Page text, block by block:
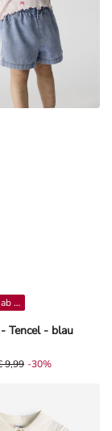
Tencel - blau
4**
9,99, Rabat -30%
9,99 -30%